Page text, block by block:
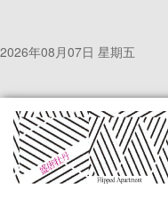
2026年08月07日 星期五